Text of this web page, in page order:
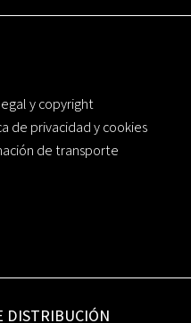
y copyright
de privacidad y cookies
de transporte
DISTRIBUCIÓN